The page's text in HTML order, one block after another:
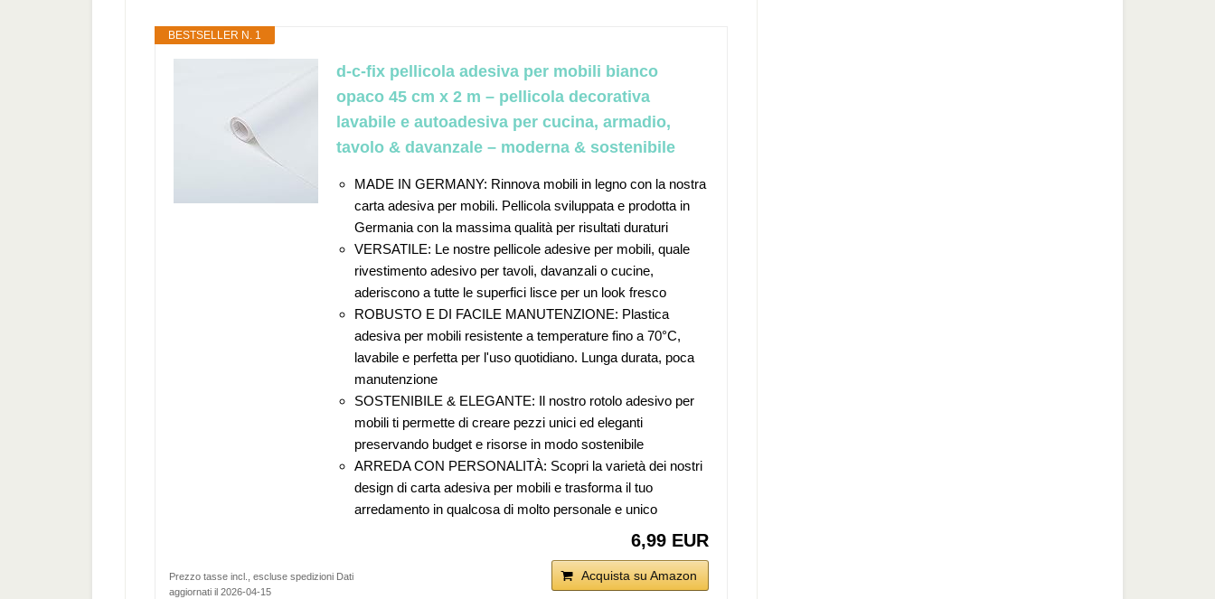
BESTSELLER N. 1
d-c-fix pellicola adesiva per mobili bianco
opaco 45 cm x 2 m – pellicola decorativa
lavabile e autoadesiva per cucina, armadio,
tavolo & davanzale – moderna & sostenibile
MADE IN GERMANY: Rinnova mobili in legno con la nostra
carta adesiva per mobili. Pellicola sviluppata e prodotta in
Germania con la massima qualità per risultati duraturi
VERSATILE: Le nostre pellicole adesive per mobili, quale
rivestimento adesivo per tavoli, davanzali o cucine,
aderiscono a tutte le superfici lisce per un look fresco
ROBUSTO E DI FACILE MANUTENZIONE: Plastica
adesiva per mobili resistente a temperature fino a 70°C,
lavabile e perfetta per l'uso quotidiano. Lunga durata, poca
manutenzione
SOSTENIBILE & ELEGANTE: Il nostro rotolo adesivo per
mobili ti permette di creare pezzi unici ed eleganti
preservando budget e risorse in modo sostenibile
ARREDA CON PERSONALITÀ: Scopri la varietà dei nostri
design di carta adesiva per mobili e trasforma il tuo
arredamento in qualcosa di molto personale e unico
6,99 EUR
Acquista su Amazon
Prezzo tasse incl., escluse spedizioni Dati
aggiornati il 2026-04-15